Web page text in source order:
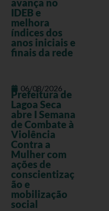
avança no
IDEB e
melhora
índices dos
anos iniciais e
finais da rede
06/08/2026
Prefeitura de
Lagoa Seca
abre I Semana
de Combate à
Violência
Contra a
Mulher com
ações de
conscientizaç
ão e
mobilização
social